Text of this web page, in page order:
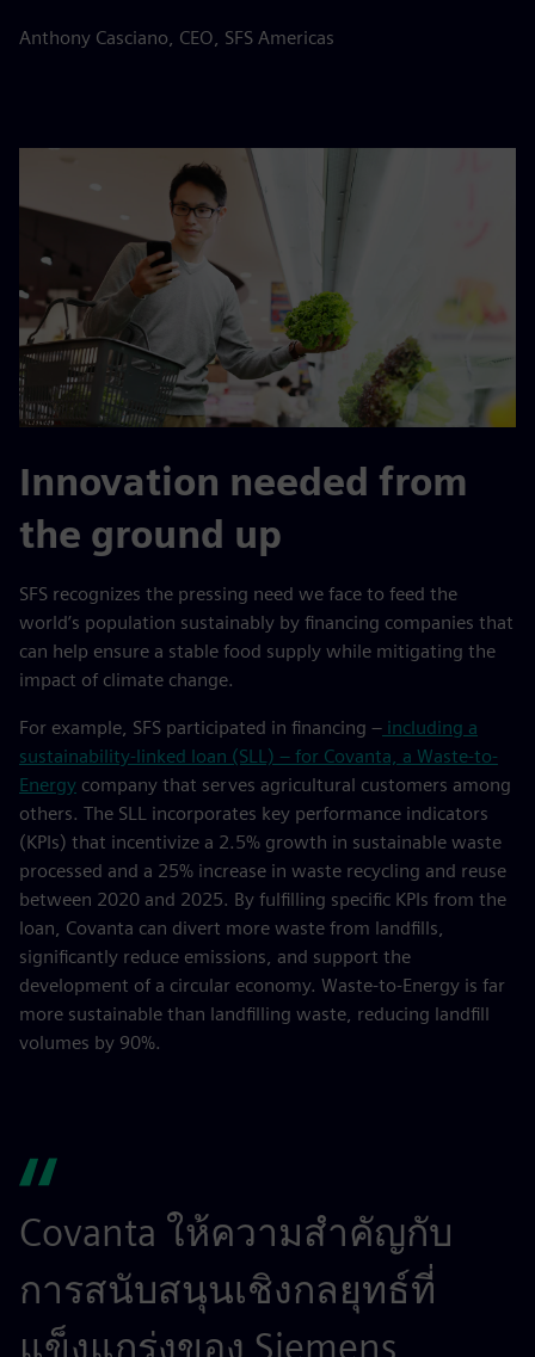
Anthony Casciano, CEO, SFS Americas
Innovation needed from
the ground up
SFS recognizes the pressing need we face to feed the
world’s population sustainably by financing companies that
can help ensure a stable food supply while mitigating the
impact of climate change.
For example, SFS participated in financing – including a
sustainability-linked loan (SLL) – for Covanta, a Waste-to-
Energy company that serves agricultural customers among
others. The SLL incorporates key performance indicators
(KPIs) that incentivize a 2.5% growth in sustainable waste
processed and a 25% increase in waste recycling and reuse
between 2020 and 2025. By fulfilling specific KPIs from the
loan, Covanta can divert more waste from landfills,
significantly reduce emissions, and support the
development of a circular economy. Waste-to-Energy is far
more sustainable than landfilling waste, reducing landfill
volumes by 90%.
Covanta ให้ความสำคัญกับ
การสนับสนุนเชิงกลยุทธ์ที่
แข็งแกร่งของ Siemens